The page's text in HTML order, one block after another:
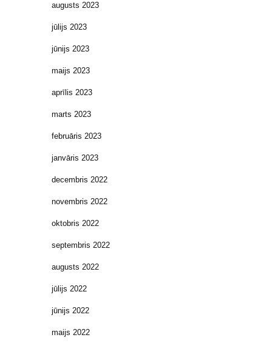
augusts 2023
jūlijs 2023
jūnijs 2023
maijs 2023
aprīlis 2023
marts 2023
februāris 2023
janvāris 2023
decembris 2022
novembris 2022
oktobris 2022
septembris 2022
augusts 2022
jūlijs 2022
jūnijs 2022
maijs 2022